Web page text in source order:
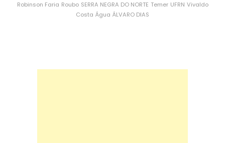
Robinson Faria Roubo SERRA NEGRA DO NORTE Temer UFRN Vivaldo
Costa Água ÁLVARO DIAS